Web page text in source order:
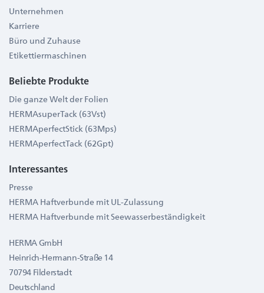
Unternehmen
Karriere
Büro und Zuhause
Etikettiermaschinen
Beliebte Produkte
Die ganze Welt der Folien
HERMAsuperTack (63Vst)
HERMAperfectStick (63Mps)
HERMAperfectTack (62Gpt)
Interessantes
Presse
HERMA Haftverbunde mit UL-Zulassung
HERMA Haftverbunde mit Seewasserbeständigkeit
HERMA GmbH
Heinrich-Hermann-Straße 14
70794 Filderstadt
Deutschland